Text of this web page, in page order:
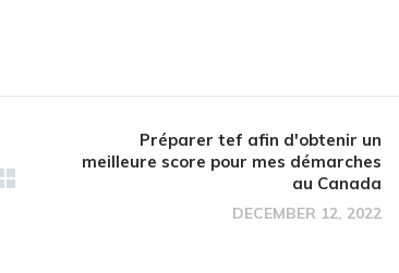
Préparer tef afin d'obtenir un
meilleure score pour mes démarches
au Canada
DECEMBER 12, 2022